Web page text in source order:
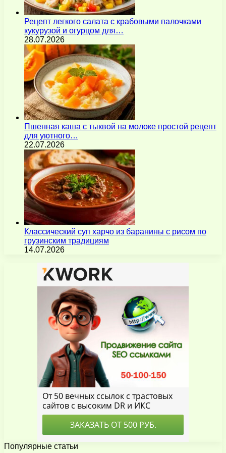
Рецепт легкого салата с крабовыми палочками
кукурузой и огурцом для…
28.07.2026
Пшенная каша с тыквой на молоке простой рецепт
для уютного…
22.07.2026
Классический суп харчо из баранины с рисом по
грузинским традициям
14.07.2026
Популярные статьи